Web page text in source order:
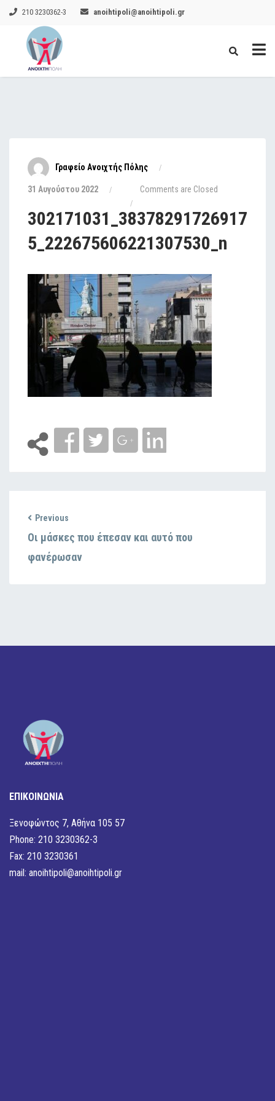
210 3230362-3 anoihtipoli@anoihtipoli.gr
Γραφείο Ανοιχτής Πόλης
31 Αυγούστου 2022 Comments are Closed
302171031_38378291726917
5_222675606221307530_n
Previous
Οι μάσκες που έπεσαν και αυτό που
φανέρωσαν
ΕΠΙΚΟΙΝΩΝΙΑ
Ξενοφώντος 7, Αθήνα 105 57
Phone: 210 3230362-3
Fax: 210 3230361
mail: anoihtipoli@anoihtipoli.gr